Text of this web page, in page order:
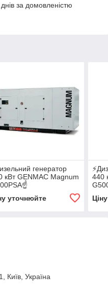
за домовленістю
генератор
кВт GENMAC Magnum
уточнюйте
440
Київ, Україна